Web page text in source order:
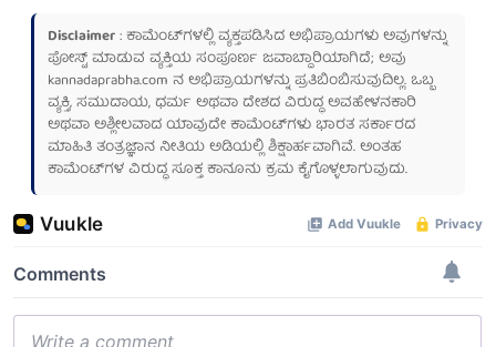
Disclaimer: ಕಾಮೆಂಟ್‌ಗಳಲ್ಲಿ ವ್ಯಕ್ತಪಡಿಸಿದ ಅಭಿಪ್ರಾಯಗಳು ಅವುಗಳನ್ನು
ಪೋಸ್ಟ್ ಮಾಡುವ ವ್ಯಕ್ತಿಯ ಸಂಪೂರ್ಣ ಜವಾಬ್ದಾರಿಯಾಗಿದೆ; ಅವು
kannadaprabha.com ನ ಅಭಿಪ್ರಾಯಗಳನ್ನು ಪ್ರತಿಬಿಂಬಿಸುವುದಿಲ್ಲ. ಒಬ್ಬ
ವ್ಯಕ್ತಿ, ಸಮುದಾಯ, ಧರ್ಮ ಅಥವಾ ದೇಶದ ವಿರುದ್ಧ ಅವಹೇಳನಕಾರಿ
ಅಥವಾ ಅಶ್ಲೀಲವಾದ ಯಾವುದೇ ಕಾಮೆಂಟ್‌ಗಳು ಭಾರತ ಸರ್ಕಾರದ
ಮಾಹಿತಿ ತಂತ್ರಜ್ಞಾನ ನೀತಿಯ ಅಡಿಯಲ್ಲಿ ಶಿಕ್ಷಾರ್ಹವಾಗಿವೆ. ಅಂತಹ
ಕಾಮೆಂಟ್‌ಗಳ ವಿರುದ್ಧ ಸೂಕ್ತ ಕಾನೂನು ಕ್ರಮ ಕೈಗೊಳ್ಳಲಾಗುವುದು.